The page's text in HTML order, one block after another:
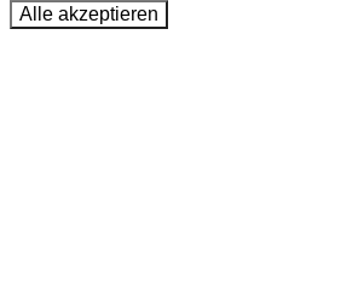
Alle akzeptieren